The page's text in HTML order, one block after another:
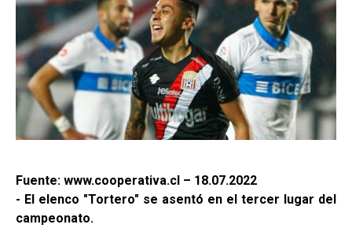
Fuente: www.cooperativa.cl – 18.07.2022
- El elenco "Tortero" se asentó en el tercer lugar del
campeonato.